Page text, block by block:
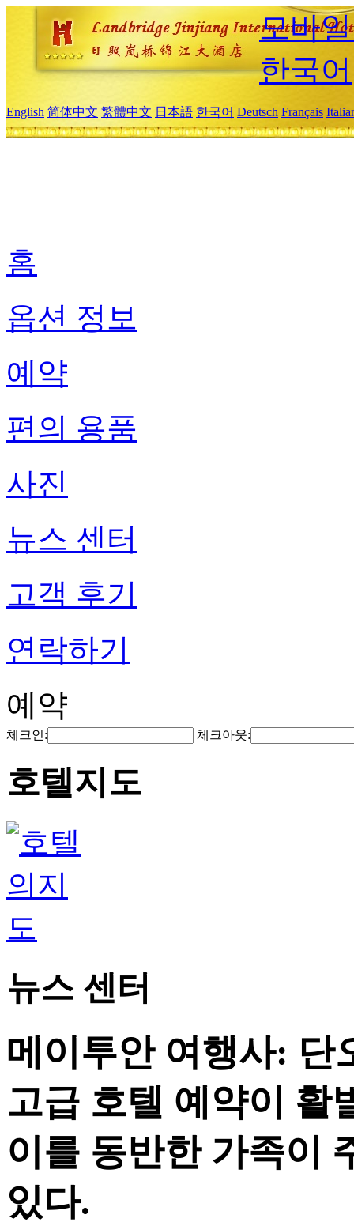
모바
한국어
English 简体中文 繁體中文 日本語 한국어 Deutsch Français
홈
옵션 정보
예약
편의 용품
사진
뉴스 센터
고객 후기
연락하기
예약
체크인: 체크아웃:
호텔지도
뉴스 센터
메이투안 여행사: 단
고급 호텔 예약이 활
이를 동반한 가족이
있다.